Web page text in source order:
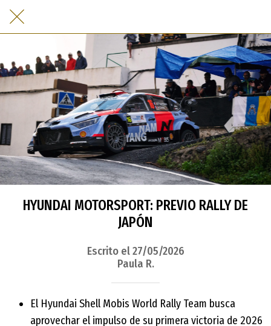
HYUNDAI MOTORSPORT: PREVIO RALLY DE
JAPÓN
Escrito el 27/05/2026
Paula R.
El Hyundai Shell Mobis World Rally Team busca
aprovechar el impulso de su primera victoria de 2026